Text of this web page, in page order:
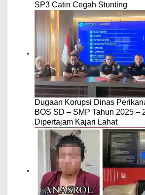
SP3 Catin Cegah Stunting
Dugaan Korupsi Dinas
BOS SD – SMP Tahun 2025 –
Dipertajam Kajari Lahat